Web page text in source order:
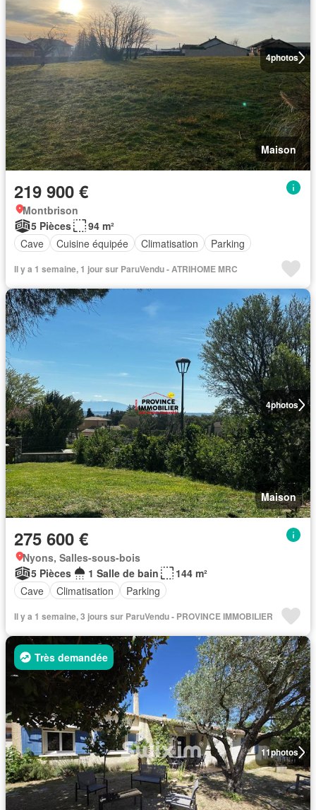
4photos
Maison
219 900 €
Montbrison
5 Pièces
94 m²
Cave
Cuisine équipée Climatisation Parking
Il y a 1 semaine, 1 jour sur ParuVendu - ATRIHOME MRC
4photos
Maison
275 600 €
Nyons, Salles-sous-bois
5 Pièces
1 Salle de bain
144 m²
Cave
Climatisation Parking
Il y a 1 semaine, 3 jours sur ParuVendu - PROVINCE IMMOBILIER
11photos
Très demandée